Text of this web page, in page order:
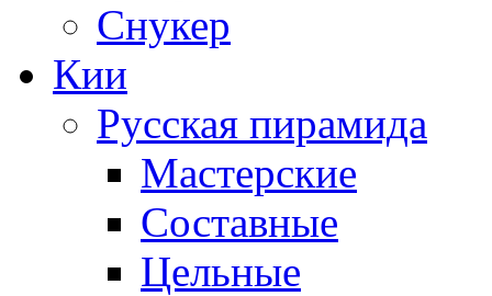
Снукер
Кии
Русская пирамида
Мастерские
Составные
Цельные